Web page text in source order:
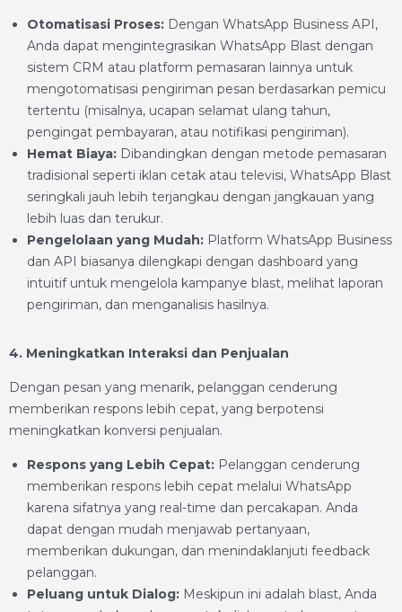
Otomatisasi Proses: Dengan WhatsApp Business API,
Anda dapat mengintegrasikan WhatsApp Blast dengan
sistem CRM atau platform pemasaran lainnya untuk
mengotomatisasi pengiriman pesan berdasarkan pemicu
tertentu (misalnya, ucapan selamat ulang tahun,
pengingat pembayaran, atau notifikasi pengiriman).
Hemat Biaya: Dibandingkan dengan metode pemasaran
tradisional seperti iklan cetak atau televisi, WhatsApp Blast
seringkali jauh lebih terjangkau dengan jangkauan yang
lebih luas dan terukur.
Pengelolaan yang Mudah: Platform WhatsApp Business
dan API biasanya dilengkapi dengan dashboard yang
intuitif untuk mengelola kampanye blast, melihat laporan
pengiriman, dan menganalisis hasilnya.
4. Meningkatkan Interaksi dan Penjualan
Dengan pesan yang menarik, pelanggan cenderung
memberikan respons lebih cepat, yang berpotensi
meningkatkan konversi penjualan.
Respons yang Lebih Cepat: Pelanggan cenderung
memberikan respons lebih cepat melalui WhatsApp
karena sifatnya yang real-time dan percakapan. Anda
dapat dengan mudah menjawab pertanyaan,
memberikan dukungan, dan menindaklanjuti feedback
pelanggan.
Peluang untuk Dialog: Meskipun ini adalah blast, Anda